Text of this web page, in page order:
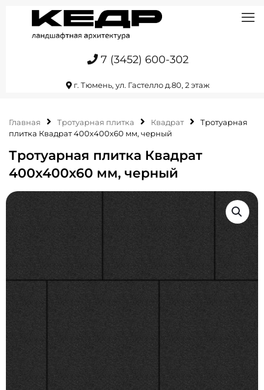
7 (3452) 600-302
г. Тюмень, ул. Гастелло д.80, 2 этаж
Главная Тротуарная плитка Квадрат
Тротуарная
плитка Квадрат 400х400х60 мм, черный
Тротуарная плитка Квадрат
400х400х60 мм, черный